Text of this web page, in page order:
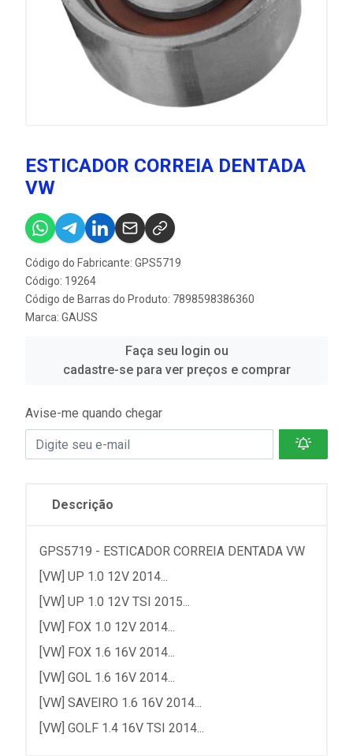
ESTICADOR CORREIA DENTADA
VW
Código do Fabricante: GPS5719
Código: 19264
Código de Barras do Produto: 7898598386360
Marca: GAUSS
Faça seu login ou
cadastre-se para ver preços e comprar
Avise-me quando chegar
Descrição
GPS5719 - ESTICADOR CORREIA DENTADA VW
[VW] UP 1.0 12V 2014...
[VW] UP 1.0 12V TSI 2015...
[VW] FOX 1.0 12V 2014...
[VW] FOX 1.6 16V 2014...
[VW] GOL 1.6 16V 2014...
[VW] SAVEIRO 1.6 16V 2014...
[VW] GOLF 1.4 16V TSI 2014...